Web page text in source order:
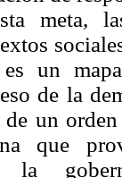
meta,
es un
de la
de un
que
la